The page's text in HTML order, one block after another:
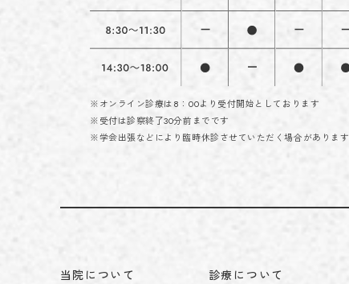
※オンライン診療は8：00より受付開始としております
※受付は診察終了30分前までです
※学会出張などにより臨時休診させていただく場合があります
当院について 診療について